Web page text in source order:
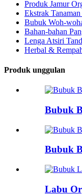
Produk Jamur
Ekstrak
Bubuk Woh-
Bahan-bahan
Lenga Atsiri
Herbal &
Produk unggulan
Bubuk
Bubuk
Labu